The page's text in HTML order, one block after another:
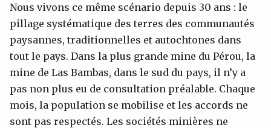
Nous vivons ce même scénario depuis 30 ans : le
pillage systématique des terres des communautés
paysannes, traditionnelles et autochtones dans
tout le pays. Dans la plus grande mine du Pérou, la
mine de Las Bambas, dans le sud du pays, il n’y a
pas non plus eu de consultation préalable. Chaque
mois, la population se mobilise et les accords ne
sont pas respectés. Les sociétés minières ne